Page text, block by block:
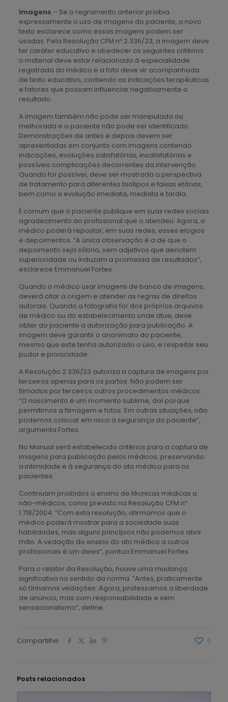
Imagens – Se o regramento anterior proibia
expressamente o uso de imagens do paciente, o novo
texto esclarece como essas imagens podem ser
usadas. Pela Resolução CFM nº 2.336/23, a imagem deve
ter caráter educativo e obedecer os seguintes critérios:
o material deve estar relacionado à especialidade
registrada do médico e a foto deve vir acompanhada
de texto educativo, contendo as indicações terapêuticas
e fatores que possam influenciar negativamente o
resultado.
A imagem também não pode ser manipulada ou
melhorada e o paciente não pode ser identificado.
Demonstrações de antes e depois devem ser
apresentadas em conjunto com imagens contendo
indicações, evoluções satisfatórias, insatisfatórias e
possíveis complicações decorrentes da intervenção.
Quando for possível, deve ser mostrada a perspectiva
de tratamento para diferentes biotipos e faixas etárias,
bem como a evolução imediata, mediata e tardia.
É comum que o paciente publique em suas redes sociais
agradecimento ao profissional que o atendeu. Agora, o
médico poderá repostar, em suas redes, esses elogios
e depoimentos. “A única observação é a de que o
depoimento seja sóbrio, sem adjetivos que denotem
superioridade ou induzam a promessa de resultados”,
esclarece Emmanuel Fortes.
Quando o médico usar imagens de banco de imagens,
deverá citar a origem e atender as regras de direitos
autorais. Quando a fotografia for dos próprios arquivos
de médico ou do estabelecimento onde atue, deve
obter do paciente a autorização para publicação. A
imagem deve garantir o anonimato do paciente,
mesmo que este tenha autorizado o uso, e respeitar seu
pudor e privacidade.
A Resolução 2.336/23 autoriza a captura de imagens por
terceiros apenas para os partos. Não podem ser
filmados por terceiros outros procedimentos médicos.
“O nascimento é um momento sublime, daí porque
permitimos a filmagem e fotos. Em outras situações, não
podemos colocar em risco a segurança do paciente”,
argumenta Fortes.
No Manual será estabelecido critérios para a captura de
imagens para publicação pelos médicos, preservando
a intimidade e à segurança do ato médico para os
pacientes.
Continuam proibidos o ensino de técnicas médicas a
não-médicos, como previsto na Resolução CFM nº
1.718/2004. “Com esta resolução, afirmamos que o
médico poderá mostrar para a sociedade suas
habilidades, mas alguns princípios não podemos abrir
mão. A vedação do ensino do ato médico a outros
profissionais é um deles”, pontua Emmanuel Fortes.
Para o relator da Resolução, houve uma mudança
significativa no sentido da norma. “Antes, praticamente
só tínhamos vedações. Agora, professamos a liberdade
de anúncio, mas com responsabilidade e sem
sensacionalismo”, define.
Compartilhe 0
Posts relacionados